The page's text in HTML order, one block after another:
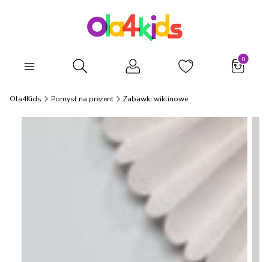
Otwórz wyszukiwarkę
Ola4Kids Pomysł na prezent Zabawki wiklinowe